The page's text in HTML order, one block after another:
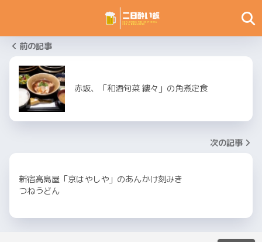
前の記事
赤坂、「和酒旬菜 縷々」の角煮定食
次の記事
新宿高島屋「京はやしや」のあんかけ刻みき
つねうどん